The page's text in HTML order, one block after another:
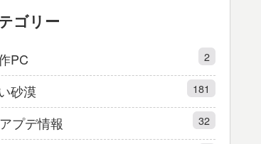
ゴリー
PC 2
砂漠 181
アプデ情報 32